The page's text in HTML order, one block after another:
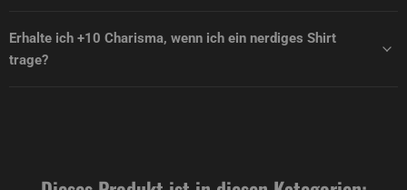
Erhalte ich +10 Charisma, wenn ich ein nerdiges Shirt
trage?